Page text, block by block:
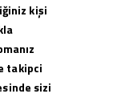
kişi
takipci
sizi